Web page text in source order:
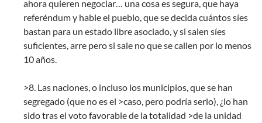
ahora quieren negociar… una cosa es segura, que haya
referéndum y hable el pueblo, que se decida cuántos síes
bastan para un estado libre asociado, y si salen síes
suficientes, arre pero si sale no que se callen por lo menos
10 años.
>8. Las naciones, o incluso los municipios, que se han
segregado (que no es el >caso, pero podría serlo), ¿lo han
sido tras el voto favorable de la totalidad >de la unidad